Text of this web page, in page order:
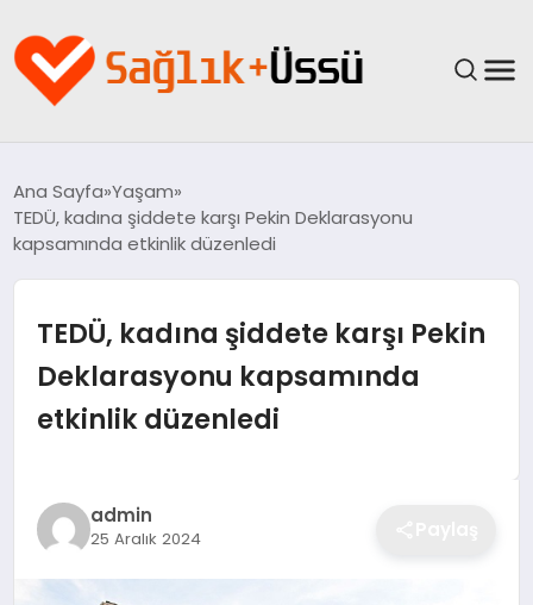
YAŞAM
SPOR & FITNESS
Ana Sayfa Yaşam
TEDÜ, kadına şiddete karşı Pekin Deklarasyonu
kapsamında etkinlik düzenledi
TEDÜ, kadına şiddete karşı Pekin
Deklarasyonu kapsamında
etkinlik düzenledi
admin
25 Aralık 2024